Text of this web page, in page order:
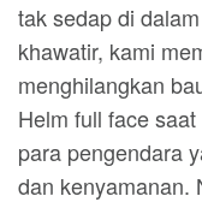
tak sedap di
khawatir, kami
menghilangkan
Helm full face
para pengendara
dan kenyamanan.